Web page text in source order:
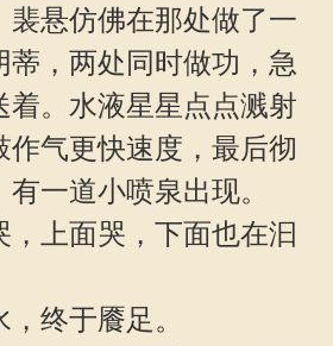
裴悬仿佛在那处做了一
蒂，两处同时做功，急
着。水液星星点点溅射
作气更快速度，最后彻
一道小喷泉出现。
上面哭，下面也在汩
终于餍足。